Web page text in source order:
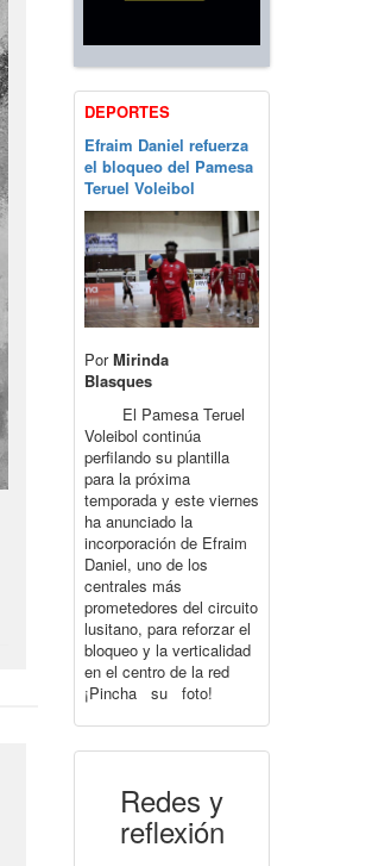
DEPORTES
Efraim Daniel refuerza
el bloqueo del Pamesa
Teruel Voleibol
PorMirinda
Blasques
El Pamesa Teruel
Voleibol continúa
perfilando su plantilla
para la próxima
temporada y este viernes
ha anunciado la
incorporación de Efraim
Daniel, uno de los
centrales más
prometedores del circuito
lusitano, para reforzar el
bloqueo y la verticalidad
en el centro de la red
¡Pincha su foto!
Redes y
reflexión